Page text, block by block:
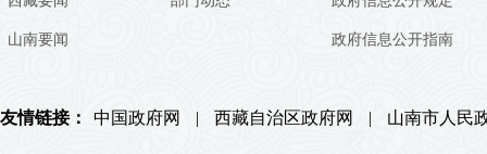
山南要闻 政府信息公开指南
友情链接： 中国政府网 | 西藏自治区政府网 | 山南市人民